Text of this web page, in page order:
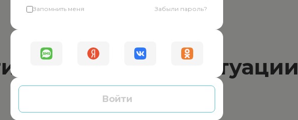
в любой ситуации
Запомнить меня Забыли пароль?
Войти